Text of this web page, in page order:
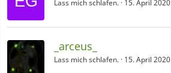
Lass mich schlafen. 15. April 2020
_arceus_
Lass mich schlafen. 15. April 2020